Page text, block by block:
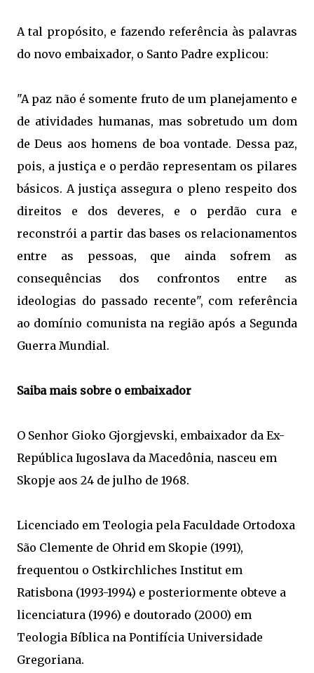
A tal propósito, e fazendo referência às palavras
do novo embaixador, o Santo Padre explicou:
"A paz não é somente fruto de um planejamento e
de atividades humanas, mas sobretudo um dom
de Deus aos homens de boa vontade. Dessa paz,
pois, a justiça e o perdão representam os pilares
básicos. A justiça assegura o pleno respeito dos
direitos e dos deveres, e o perdão cura e
reconstrói a partir das bases os relacionamentos
entre as pessoas, que ainda sofrem as
consequências dos confrontos entre as
ideologias do passado recente", com referência
ao domínio comunista na região após a Segunda
Guerra Mundial.
Saiba mais sobre o embaixador
O Senhor Gioko Gjorgjevski, embaixador da Ex-
República Iugoslava da Macedônia, nasceu em
Skopje aos 24 de julho de 1968.
Licenciado em Teologia pela Faculdade Ortodoxa
São Clemente de Ohrid em Skopie (1991),
frequentou o Ostkirchliches Institut em
Ratisbona (1993-1994) e posteriormente obteve a
licenciatura (1996) e doutorado (2000) em
Teologia Bíblica na Pontifícia Universidade
Gregoriana.